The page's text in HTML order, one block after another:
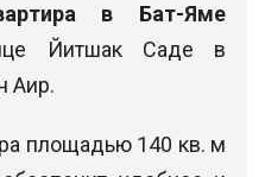
в Бат-Яме
Йитшак Саде в
Аир.
площадью 140 кв. м